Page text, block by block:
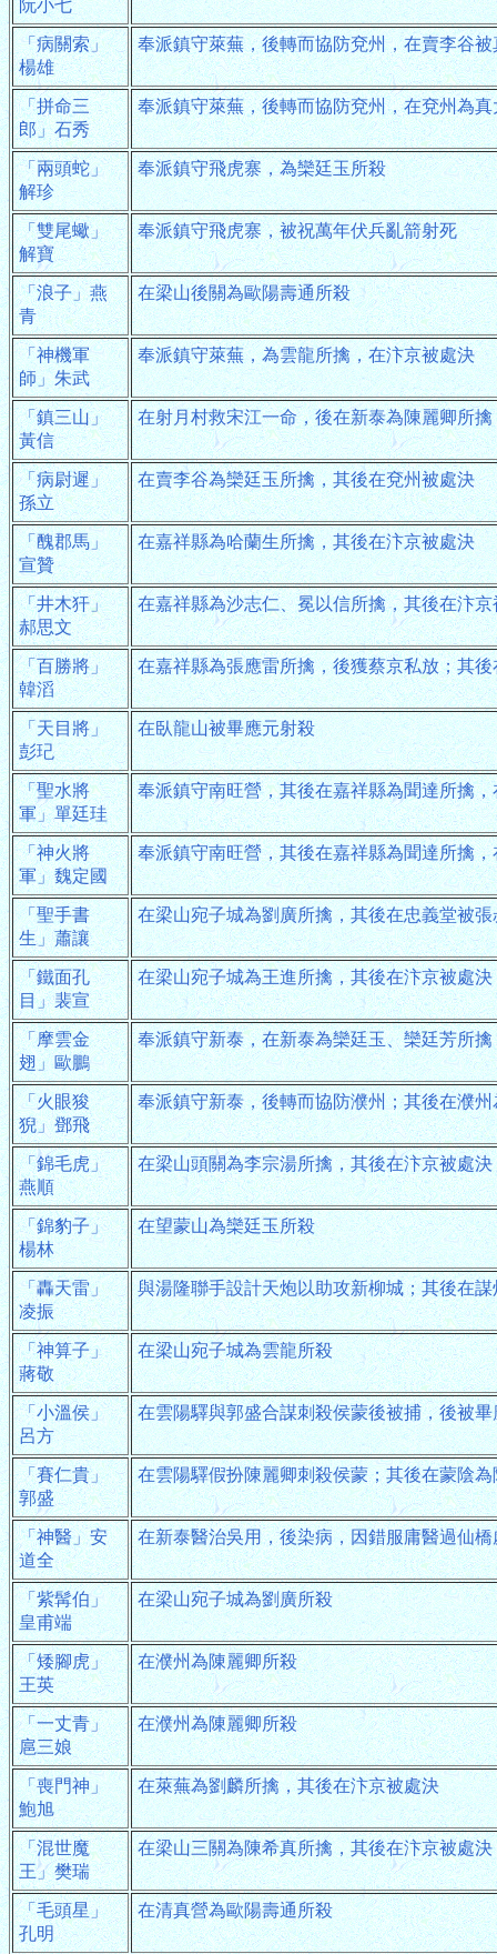
阮小七
「病關索」
楊雄
奉派鎮守萊蕪，後轉而協防兗州，在賣李谷
「拼命三
郎」石秀
奉派鎮守萊蕪，後轉而協防兗州，在兗州為
「兩頭蛇」
解珍
奉派鎮守飛虎寨，為欒廷玉所殺
「雙尾蠍」
解寶
奉派鎮守飛虎寨，被祝萬年伏兵亂箭射死
「浪子」燕
青
在梁山後關為歐陽壽通所殺
「神機軍
師」朱武
奉派鎮守萊蕪，為雲龍所擒，在汴京被處決
「鎮三山」
黃信
在射月村救宋江一命，後在新泰為陳麗卿所
「病尉遲」
孫立
在賣李谷為欒廷玉所擒，其後在兗州被處決
「醜郡馬」
宣贊
在嘉祥縣為哈蘭生所擒，其後在汴京被處決
「井木犴」
郝思文
在嘉祥縣為沙志仁、冕以信所擒，其後在汴京
「百勝將」
韓滔
在嘉祥縣為張應雷所擒，後獲蔡京私放；其
「天目將」
彭玘
在臥龍山被畢應元射殺
「聖水將
軍」單廷珪
奉派鎮守南旺營，其後在嘉祥縣為聞達所擒
「神火將
軍」魏定國
奉派鎮守南旺營，其後在嘉祥縣為聞達所擒
「聖手書
生」蕭讓
在梁山宛子城為劉廣所擒，其後在忠義堂被
「鐵面孔
目」裴宣
在梁山宛子城為王進所擒，其後在汴京被處決
「摩雲金
翅」歐鵬
奉派鎮守新泰，在新泰為欒廷玉、欒廷芳所
「火眼狻
猊」鄧飛
奉派鎮守新泰，後轉而協防濮州；其後在濮
「錦毛虎」
燕順
在梁山頭關為李宗湯所擒，其後在汴京被處決
「錦豹子」
楊林
在望蒙山為欒廷玉所殺
「轟天雷」
凌振
與湯隆聯手設計天炮以助攻新柳城；其後在
「神算子」
蔣敬
在梁山宛子城為雲龍所殺
「小溫侯」
呂方
在雲陽驛與郭盛合謀刺殺侯蒙後被捕，後被
「賽仁貴」
郭盛
在雲陽驛假扮陳麗卿刺殺侯蒙；其後在蒙陰
「神醫」安
道全
在新泰醫治吳用，後染病，因錯服庸醫過仙橋
「紫髯伯」
皇甫端
在梁山宛子城為劉廣所殺
「矮腳虎」
王英
在濮州為陳麗卿所殺
「一丈青」
扈三娘
在濮州為陳麗卿所殺
「喪門神」
鮑旭
在萊蕪為劉麟所擒，其後在汴京被處決
「混世魔
王」樊瑞
在梁山三關為陳希真所擒，其後在汴京被處決
「毛頭星」
孔明
在清真營為歐陽壽通所殺